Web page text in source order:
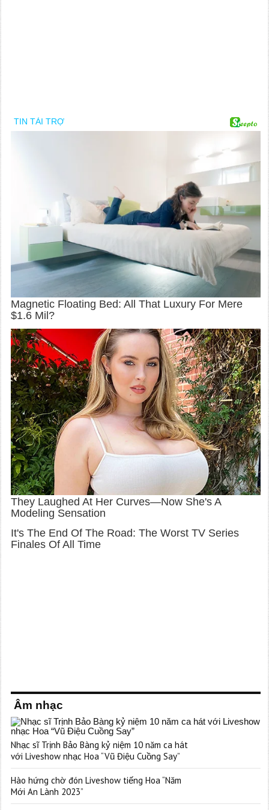
Âm nhạc
Nhạc sĩ Trịnh Bảo Bàng kỷ niệm 10 năm ca hát
với Liveshow nhạc Hoa “Vũ Điệu Cuồng Say”
Hào hứng chờ đón Liveshow tiếng Hoa “Năm
Mới An Lành 2023”